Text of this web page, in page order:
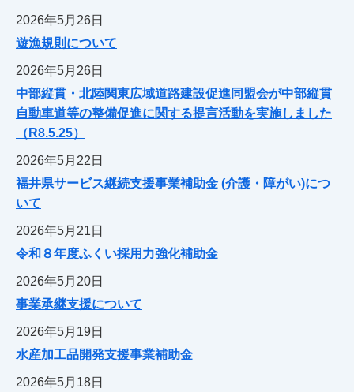
2026年5月26日
遊漁規則について
2026年5月26日
中部縦貫・北陸関東広域道路建設促進同盟会が中部縦貫
自動車道等の整備促進に関する提言活動を実施しました
（R8.5.25）
2026年5月22日
福井県サービス継続支援事業補助金 (介護・障がい)につ
いて
2026年5月21日
令和８年度ふくい採用力強化補助金
2026年5月20日
事業承継支援について
2026年5月19日
水産加工品開発支援事業補助金
2026年5月18日